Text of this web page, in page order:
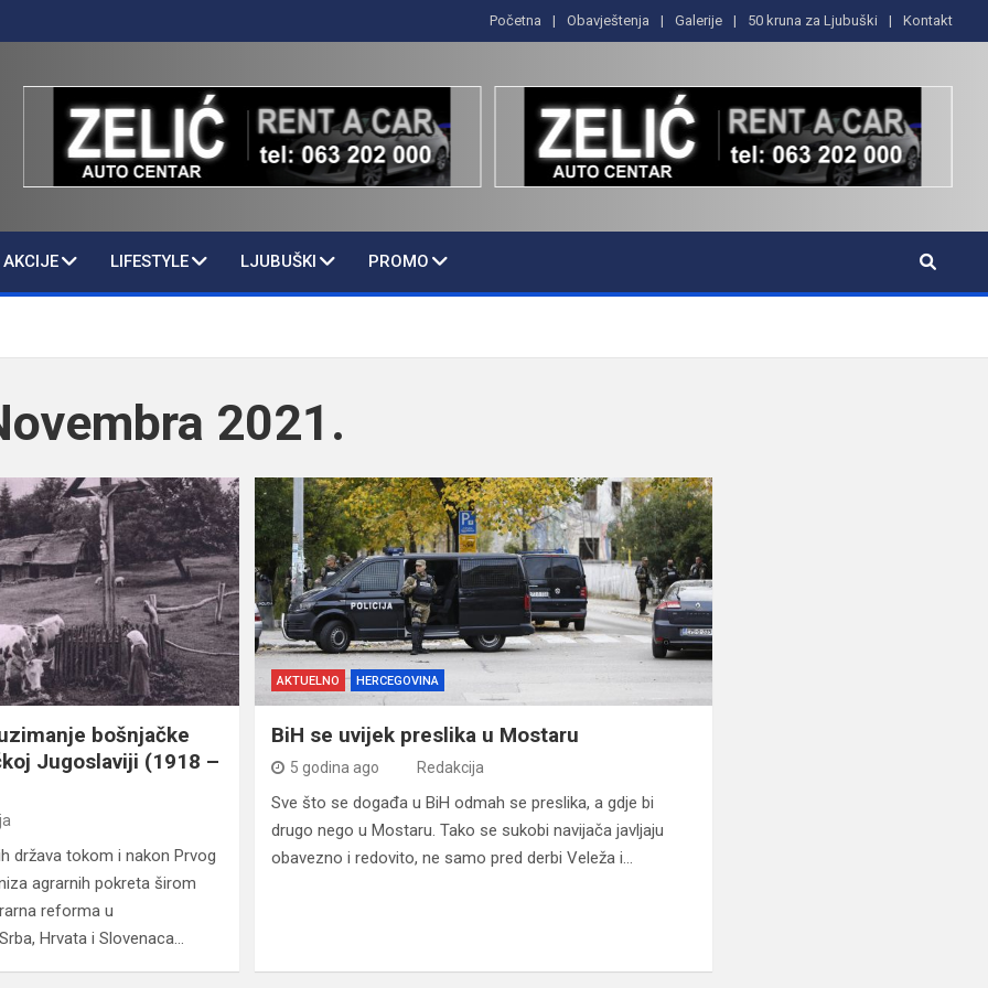
Početna Obavještenja Galerije 50 kruna za Ljubuški Kontakt
LIFESTYLE LJUBUŠKI PROMO
2021.
bošnjačke
Jugoslaviji (1918 –
država tokom i nakon Prvog
agrarnih pokreta širom
reforma u
Hrvata i Slovenaca…
AKTUELNO HERCEGOVINA
BiH se uvijek preslika u Mostaru
5 godina ago Redakcija
Sve što se događa u BiH odmah se preslika, a gdje bi
drugo nego u Mostaru. Tako se sukobi navijača javljaju
obavezno i redovito, ne samo pred derbi Veleža i…